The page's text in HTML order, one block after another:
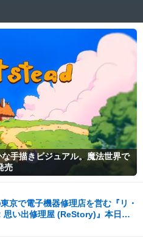
手描きビジュアル。魔法世界で
売
京で電子機器修理店を営む『リ・
思い出修理屋 (ReStory)』本日